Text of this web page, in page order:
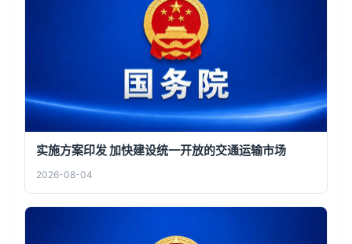
实施方案印发 加快建设统一开放的交通运输市场
2026-08-04